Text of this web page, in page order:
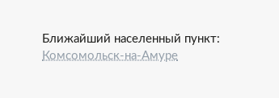
Ближайший населенный пункт:
Комсомольск-на-Амуре